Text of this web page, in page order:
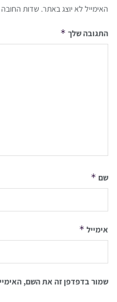
האימייל לא יוצג באתר. שדות החובה
התגובה שלך *
שם *
אימייל *
שמור בדפדפן זה את השם,